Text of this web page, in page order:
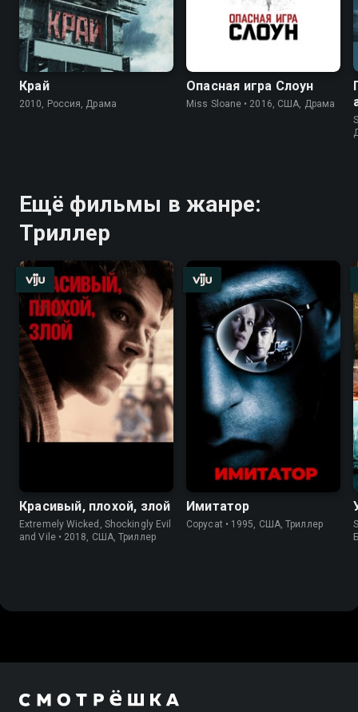
Край
2010, Россия, Драма
Опасная игра Слоун
Miss Sloane • 2016, США, Драма
Ещё фильмы в жанре:
Триллер
Красивый, плохой, злой
Extremely Wicked, Shockingly Evil
and Vile • 2018, США, Триллер
Имитатор
Copycat • 1995, США, Триллер